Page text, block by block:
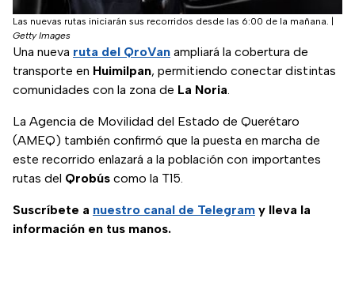
Las nuevas rutas iniciarán sus recorridos desde las 6:00 de la mañana.
Getty Images
Una nueva ruta del QroVan ampliará la cobertura de
transporte en Huimilpan, permitiendo conectar distintas
comunidades con la zona de La Noria.
La Agencia de Movilidad del Estado de Querétaro
(AMEQ) también confirmó que la puesta en marcha de
este recorrido enlazará a la población con importantes
rutas del Qrobús como la T15.
Suscríbete a nuestro canal de Telegram y lleva la
información en tus manos.